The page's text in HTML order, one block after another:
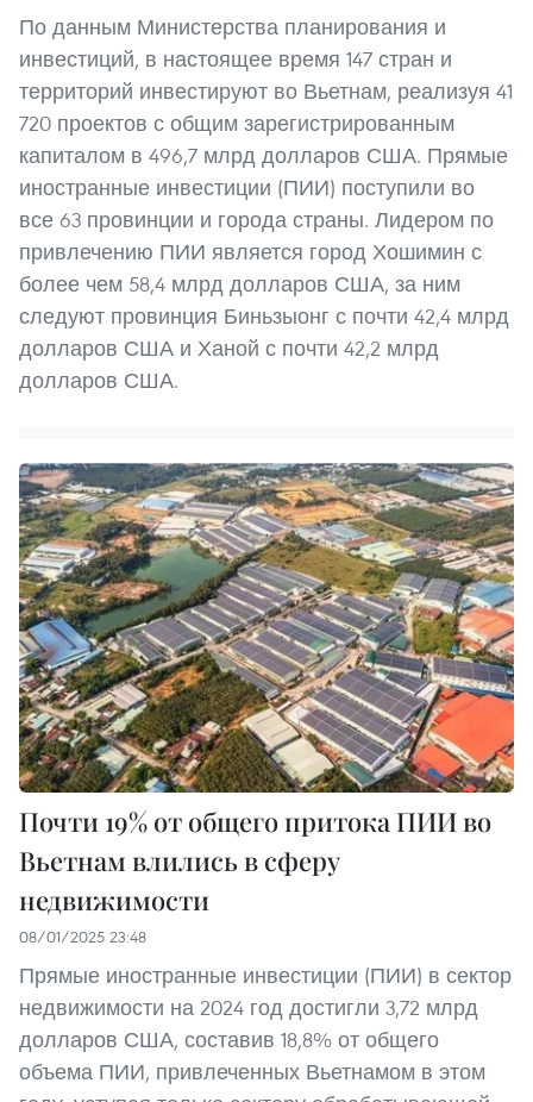
По данным Министерства планирования и
инвестиций, в настоящее время 147 стран и
территорий инвестируют во Вьетнам, реализуя 41
720 проектов с общим зарегистрированным
капиталом в 496,7 млрд долларов США. Прямые
иностранные инвестиции (ПИИ) поступили во
все 63 провинции и города страны. Лидером по
привлечению ПИИ является город Хошимин с
более чем 58,4 млрд долларов США, за ним
следуют провинция Биньзыонг с почти 42,4 млрд
долларов США и Ханой с почти 42,2 млрд
долларов США.
Почти 19% от общего притока ПИИ во
Вьетнам влились в сферу
недвижимости
08/01/2025 23:48
Прямые иностранные инвестиции (ПИИ) в сектор
недвижимости на 2024 год достигли 3,72 млрд
долларов США, составив 18,8% от общего
объема ПИИ, привлеченных Вьетнамом в этом